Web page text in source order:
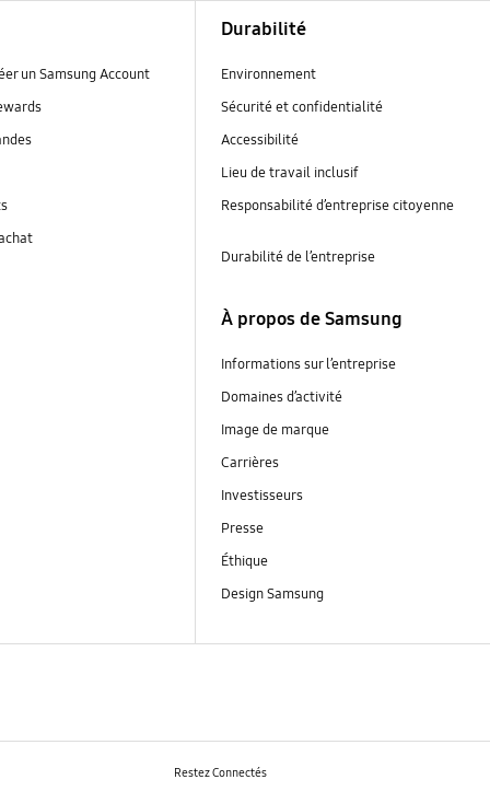
un Samsung Account
Durabilité
Environnement
Sécurité et confidentialité
Accessibilité
Lieu de travail inclusif
Responsabilité d’entreprise citoyenne
Durabilité de l’entreprise
À propos de Samsung
Informations sur l’entreprise
Domaines d’activité
Image de marque
Carrières
Investisseurs
Presse
Éthique
Design Samsung
Restez Connectés